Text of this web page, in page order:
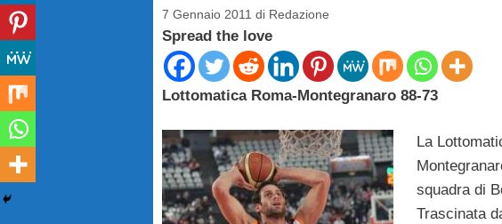
7 Gennaio 2011 di Redazione
Spread the love
Lottomatica Roma-Montegranaro 88-73
La
squadra di
Trascinata